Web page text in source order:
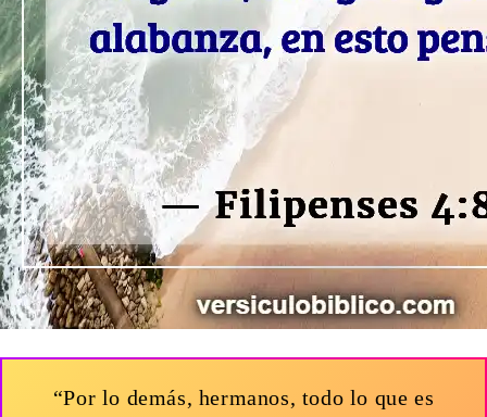
“Por lo demás, hermanos, todo lo que es